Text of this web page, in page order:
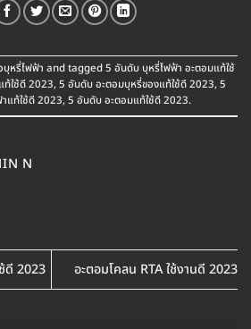
บุหรี่ไฟฟ้า and tagged5 อันดับ บุหรี่ไฟฟ้า อะตอมแท้ใช้
ใช้ดี 2023, 5 อันดับ อะตอมบุหรี่ของแท้ใช้ดี 2023, 5
แท้ใช้ดี 2023, 5 อันดับ อะตอมแท้ใช้ดี 2023.
N
ดี 2023 อะตอมโคลน RTA ใช้งานดี 2023